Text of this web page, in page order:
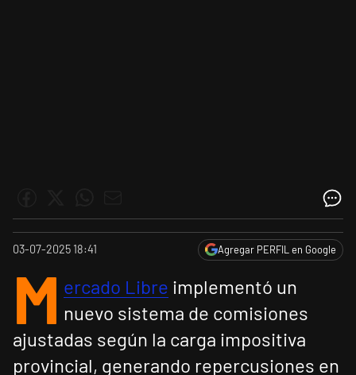
03-07-2025 18:41 Agregar PERFIL en Google
M ercado Libre implementó un
nuevo sistema de comisiones
ajustadas según la carga impositiva
provincial, generando repercusiones en